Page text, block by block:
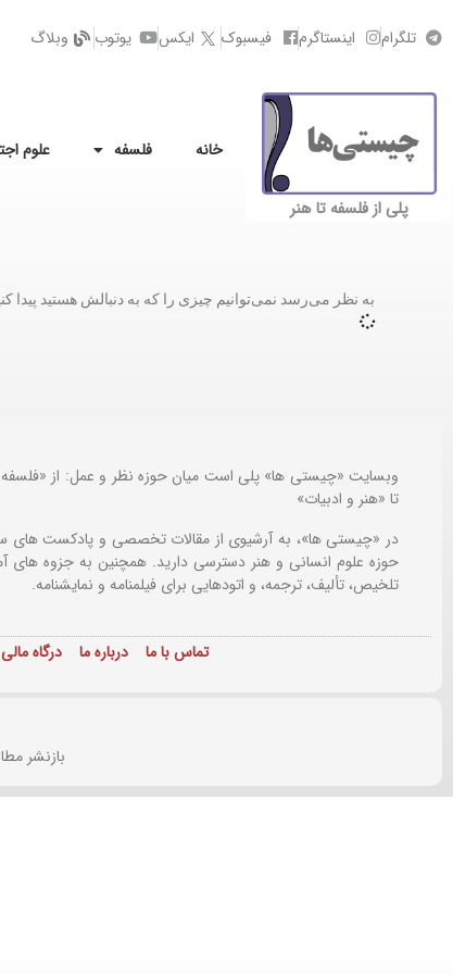
تلگرام اینستاگرم فیسبوک ایکس یوتوب وبلاگ
پلی از فلسفه تا هنر
خانه فلسفه علوم
به نظر می‌رسد نمی‌توانیم چیزی را که به دنبالش هستید پیدا
وبسایت «چیستی ها» پلی است میان حوزه نظر و عمل: از «فلسفه
تا «هنر و ادبیات»
در «چیستی ها»، به آرشیوی از مقالات تخصصی و پادکست های
حوزه علوم انسانی و هنر دسترسی دارید. همچنین به جزوه های
تلخیص، تألیف، ترجمه، و اتودهایی برای فیلمنامه و نمایشنامه.
تماس با ما درباره ما درگاه مالی
بازنشر